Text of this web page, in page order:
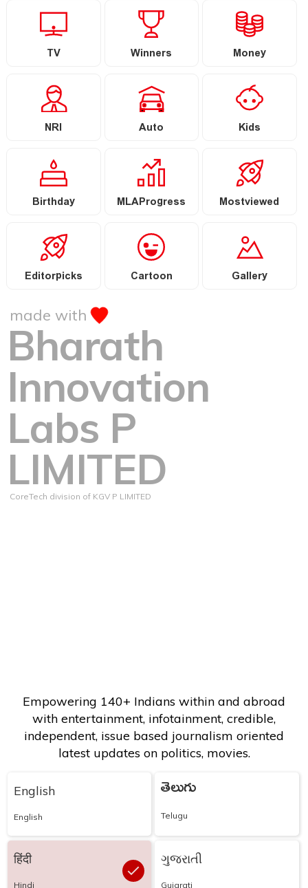
TV Winners Money
NRI Auto Kids
Birthday MLAProgress Mostviewed
Editorpicks Cartoon Gallery
made with
Bharath
Innovation
Labs P
LIMITED
CoreTech division of KGV P LIMITED
Empowering 140+ Indians within and abroad
with entertainment, infotainment, credible,
independent, issue based journalism oriented
latest updates on politics, movies.
English
English
తెలుగు
Telugu
हिंदी
Hindi
ગુજરાતી
Gujarati